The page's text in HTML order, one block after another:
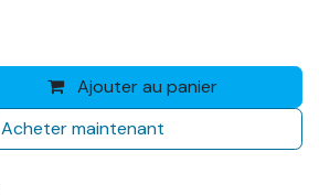
Ajouter au panier
Acheter maintenant